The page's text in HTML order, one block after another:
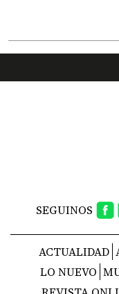
SEGUINOS
ACTUALIDAD
LO NUEVO